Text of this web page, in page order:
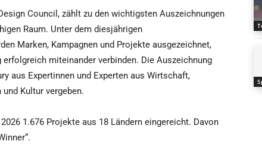
Council, zählt zu den wichtigsten Auszeichnungen
Raum. Unter dem diesjährigen
Marken, Kampagnen und Projekte ausgezeichnet,
miteinander verbinden. Die Auszeichnung
aus Expertinnen und Experten aus Wirtschaft,
Kultur vergeben.
1.676 Projekte aus 18 Ländern eingereicht. Davon